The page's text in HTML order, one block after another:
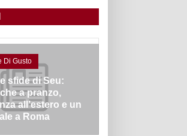
Di Gusto
sfide di Seu:
a pranzo,
all’estero e un
a Roma